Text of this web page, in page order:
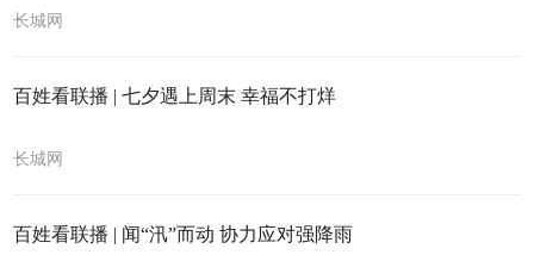
长城网
百姓看联播 | 七夕遇上周末 幸福不打烊
长城网
百姓看联播 | 闻“汛”而动 协力应对强降雨